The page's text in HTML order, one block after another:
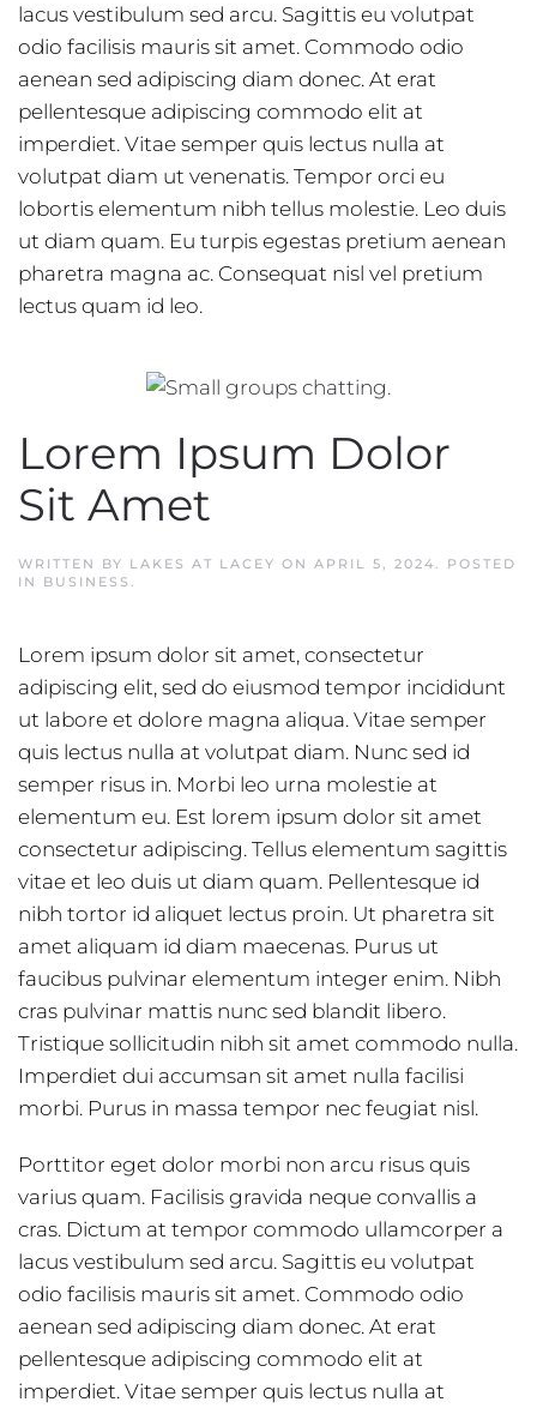
lacus vestibulum sed arcu. Sagittis eu volutpat
odio facilisis mauris sit amet. Commodo odio
aenean sed adipiscing diam donec. At erat
pellentesque adipiscing commodo elit at
imperdiet. Vitae semper quis lectus nulla at
volutpat diam ut venenatis. Tempor orci eu
lobortis elementum nibh tellus molestie. Leo duis
ut diam quam. Eu turpis egestas pretium aenean
pharetra magna ac. Consequat nisl vel pretium
lectus quam id leo.
Lorem Ipsum Dolor
Sit Amet
WRITTEN BY LAKES AT LACEY ON APRIL 5, 2024
. POSTED
IN BUSINESS
Lorem ipsum dolor sit amet, consectetur
adipiscing elit, sed do eiusmod tempor incididunt
ut labore et dolore magna aliqua. Vitae semper
quis lectus nulla at volutpat diam. Nunc sed id
semper risus in. Morbi leo urna molestie at
elementum eu. Est lorem ipsum dolor sit amet
consectetur adipiscing. Tellus elementum sagittis
vitae et leo duis ut diam quam. Pellentesque id
nibh tortor id aliquet lectus proin. Ut pharetra sit
amet aliquam id diam maecenas. Purus ut
faucibus pulvinar elementum integer enim. Nibh
cras pulvinar mattis nunc sed blandit libero.
Tristique sollicitudin nibh sit amet commodo nulla.
Imperdiet dui accumsan sit amet nulla facilisi
morbi. Purus in massa tempor nec feugiat nisl.
Porttitor eget dolor morbi non arcu risus quis
varius quam. Facilisis gravida neque convallis a
cras. Dictum at tempor commodo ullamcorper a
lacus vestibulum sed arcu. Sagittis eu volutpat
odio facilisis mauris sit amet. Commodo odio
aenean sed adipiscing diam donec. At erat
pellentesque adipiscing commodo elit at
imperdiet. Vitae semper quis lectus nulla at